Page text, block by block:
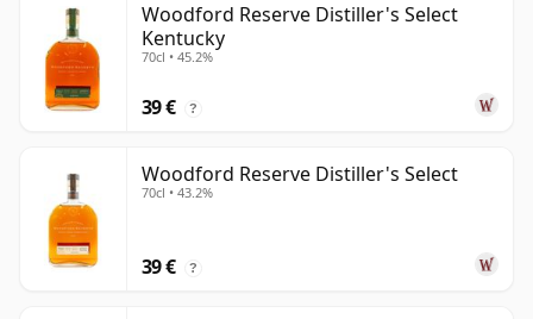
Woodford Reserve Distiller's Select
Kentucky
70cl • 45.2%
39 € ?
Woodford Reserve Distiller's Select
70cl • 43.2%
39 € ?